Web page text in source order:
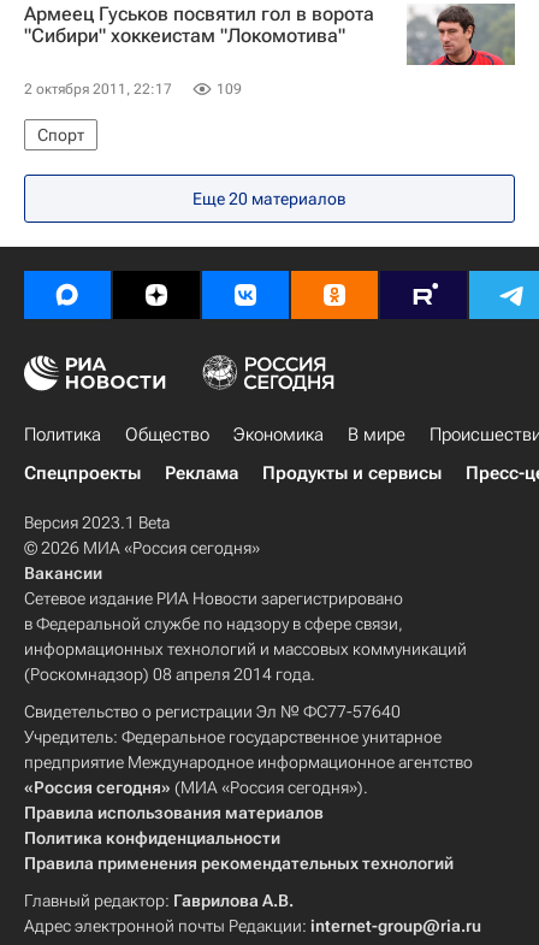
Армеец Гуськов посвятил гол в ворота
"Сибири" хоккеистам "Локомотива"
2 октября 2011, 22:17 109
Спорт
Еще 20 материалов
Политика Общество Экономика В мире
Спецпроекты
Реклама Продукты и сервисы Пресс-
Версия 2023.1 Beta
© 2026 МИА «Россия сегодня»
Вакансии
Сетевое издание РИА Новости зарегистрировано
в Федеральной службе по надзору в сфере связи,
информационных технологий и массовых коммуникаций
(Роскомнадзор) 08 апреля 2014 года.
Свидетельство о регистрации Эл № ФС77-57640
Учредитель: Федеральное государственное унитарное
предприятие Международное информационное агентство
«Россия сегодня» (МИА «Россия сегодня»).
Правила использования материалов
Политика конфиденциальности
Правила применения рекомендательных технологий
Главный редактор: Гаврилова А.В.
Адрес электронной почты Редакции: internet-group@ria.ru